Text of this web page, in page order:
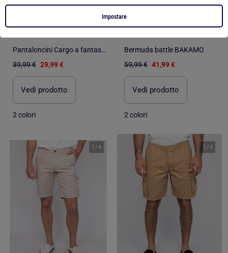
Impostare
Pantaloncini Cargo a fantasia Kebello
39,99 € 29,99 €
Vedi prodotto
2 colori
-30%
Bermuda battle BAKAMO
59,99 € 41,99 €
Vedi prodotto
2 colori
1 /4 1 /4